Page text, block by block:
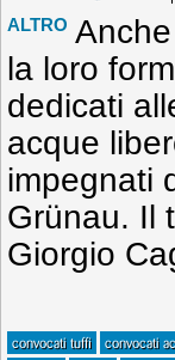
ALTRO
la loro
dedicati
acque
impegnati
Grünau. Il
Giorgio
convocati tuffi convocati